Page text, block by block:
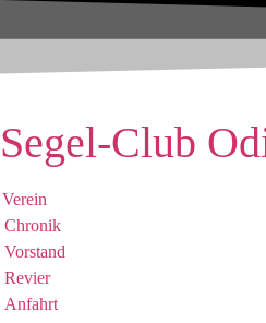
Inhalt
Segel-Club
Verein
Chronik
Vorstand
Revier
Anfahrt